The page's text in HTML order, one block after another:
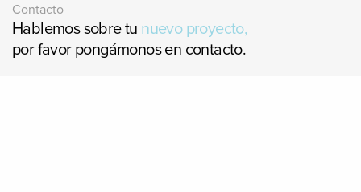
Contacto
Hablemos sobre tu nuevoproyecto,
por favor pongámonos en contacto.